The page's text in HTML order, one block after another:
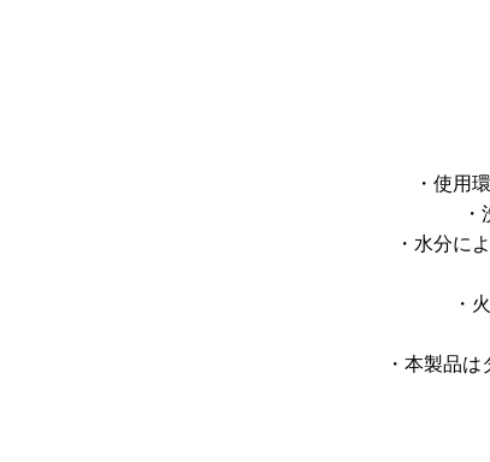
・使用
・水分に
・
・本製品